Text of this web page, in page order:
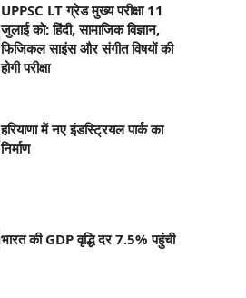
UPPSC LT ग्रेड मुख्य परीक्षा 11
जुलाई को: हिंदी, सामाजिक विज्ञान,
फिजिकल साइंस और संगीत विषयों की
होगी परीक्षा
हरियाणा में नए इंडस्ट्रियल पार्क का
निर्माण
भारत की GDP वृद्धि दर 7.5% पहुंची